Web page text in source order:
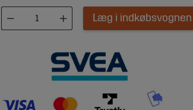
Læg i indkøbsvognen